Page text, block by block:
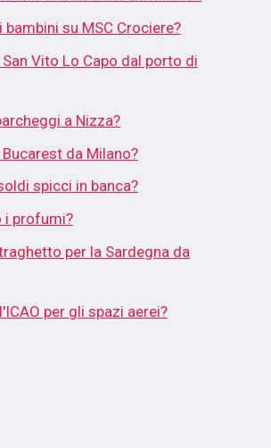
bambini su MSC Crociere?
Vito Lo Capo dal porto di
a Nizza?
da Milano?
spicci in banca?
i profumi?
per la Sardegna da
per gli spazi aerei?